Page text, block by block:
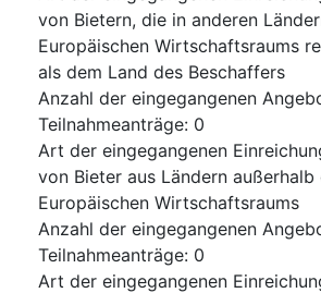
von Bietern, die in anderen
Europäischen Wirtschaftsraums
als dem Land des Beschaffers
Anzahl der eingegangenen
Teilnahmeanträge: 0
Art der eingegangenen
von Bieter aus Ländern außerhalb
Europäischen Wirtschaftsraums
Anzahl der eingegangenen
Teilnahmeanträge: 0
Art der eingegangenen